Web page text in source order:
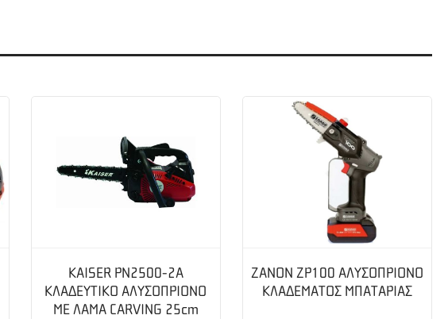
KAISER PN2500-2A
ΚΛΑΔΕΥΤΙΚΟ ΑΛΥΣΟΠΡΙΟΝΟ
ΜΕ ΛΑΜΑ CARVING 25cm
ZANON ZP100 ΑΛΥΣΟΠΡΙΟΝΟ
ΚΛΑΔΕΜΑΤΟΣ ΜΠΑΤΑΡΙΑΣ